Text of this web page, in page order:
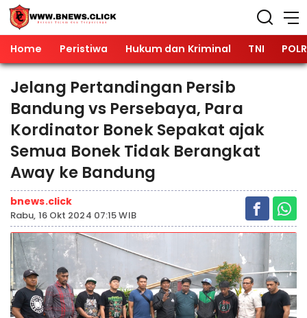
Home Peristiwa Hukum dan Kriminal TNI
Jelang Pertandingan Persib
Bandung vs Persebaya, Para
Kordinator Bonek Sepakat ajak
Semua Bonek Tidak Berangkat
Away ke Bandung
bnews.click
Rabu, 16 Okt 2024 07:15 WIB